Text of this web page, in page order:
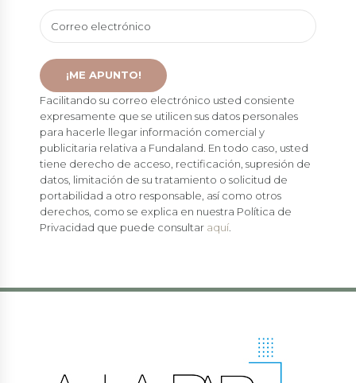
Facilitando su correo electrónico usted consiente
expresamente que se utilicen sus datos personales
para hacerle llegar información comercial y
publicitaria relativa a Fundaland. En todo caso, usted
tiene derecho de acceso, rectificación, supresión de
datos, limitación de su tratamiento o solicitud de
portabilidad a otro responsable, así como otros
derechos, como se explica en nuestra Política de
Privacidad que puede consultar aquí